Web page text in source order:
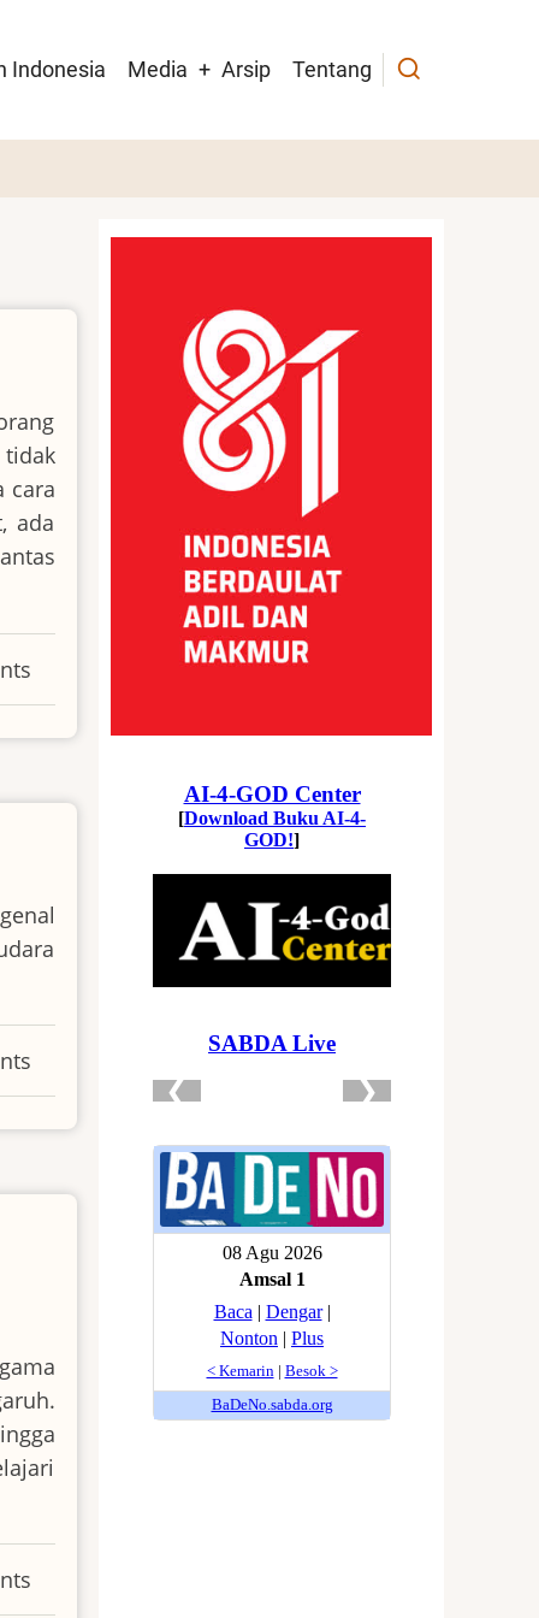
Indonesia Media Arsip Tentang
cara
ada